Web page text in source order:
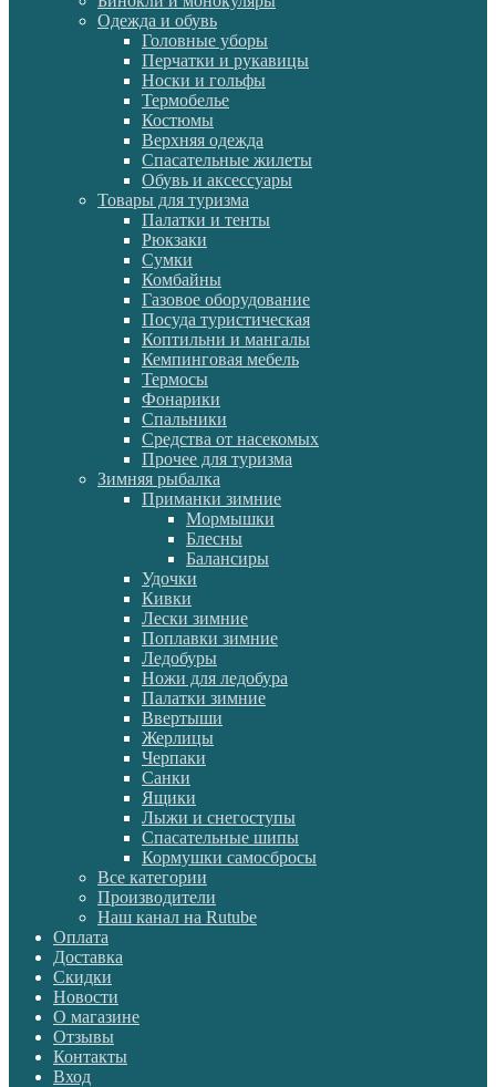
Одежда и обувь
Головные уборы
Перчатки и рукавицы
Носки и гольфы
Термобелье
Костюмы
Верхняя одежда
Спасательные жилеты
Обувь и аксессуары
Товары для туризма
Палатки и тенты
Рюкзаки
Сумки
Комбайны
Газовое оборудование
Посуда туристическая
Коптильни и мангалы
Кемпинговая мебель
Термосы
Фонарики
Спальники
Средства от насекомых
Прочее для туризма
Зимняя рыбалка
Приманки зимние
Мормышки
Блесны
Балансиры
Удочки
Кивки
Лески зимние
Поплавки зимние
Ледобуры
Ножи для ледобура
Палатки зимние
Ввертыши
Жерлицы
Черпаки
Санки
Ящики
Лыжи и снегоступы
Спасательные шипы
Кормушки самосбросы
Все категории
Производители
Наш канал на Rutube
Оплата
Доставка
Скидки
Новости
О магазине
Отзывы
Контакты
Вход